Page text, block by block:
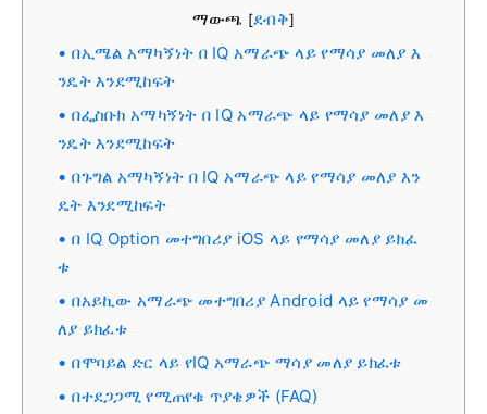
ማውጫ [ደብቅ]
በኢሜል አማካኝነት በ IQ አማራጭ ላይ የማሳያ መለያ እ
ንዴት እንደሚከፍት
በፌስቡክ አማካኝነት በ IQ አማራጭ ላይ የማሳያ መለያ እ
ንዴት እንደሚከፍት
በጉግል አማካኝነት በ IQ አማራጭ ላይ የማሳያ መለያ እን
ዴት እንደሚከፍት
በ IQ Option መተግበሪያ iOS ላይ የማሳያ መለያ ይክፈ
ቱ
በአይኪው አማራጭ መተግበሪያ Android ላይ የማሳያ መ
ለያ ይክፈቱ
በሞባይል ድር ላይ የIQ አማራጭ ማሳያ መለያ ይክፈቱ
በተደጋጋሚ የሚጠየቁ ጥያቄዎች (FAQ)